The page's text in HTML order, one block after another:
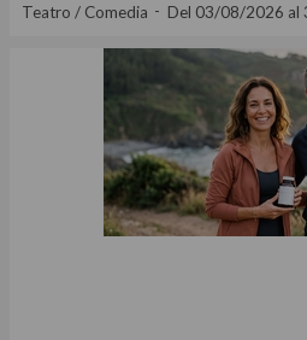
Teatro / Comedia Del 03/08/2026 al